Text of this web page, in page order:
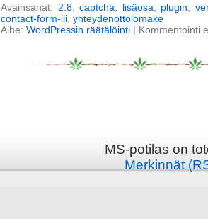
Avainsanat: 2.8,captcha lisäosa plugin
contact-form-iii yhteydenottolomake
Aihe: WordPressin räätälöinti | Kommentointi
MS-potilas on
Merkinnät